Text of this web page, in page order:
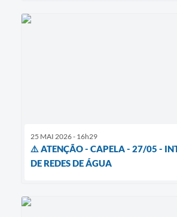
25 MAI 2026 - 16h29
⚠️ ATENÇÃO - CAPELA - 27/05 -
DE REDES DE ÁGUA